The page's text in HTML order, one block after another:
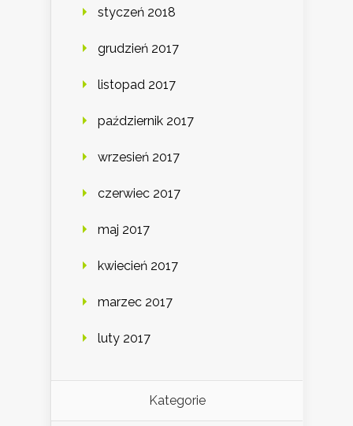
styczeń 2018
grudzień 2017
listopad 2017
październik 2017
wrzesień 2017
czerwiec 2017
maj 2017
kwiecień 2017
marzec 2017
luty 2017
Kategorie